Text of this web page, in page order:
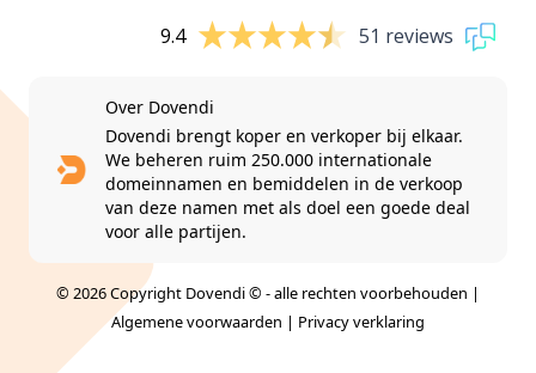
9.4 51 reviews
Over Dovendi
Dovendi brengt koper en verkoper bij elkaar.
We beheren ruim 250.000 internationale
domeinnamen en bemiddelen in de verkoop
van deze namen met als doel een goede deal
voor alle partijen.
© 2026 Copyright Dovendi © - alle rechten voorbehouden |
Algemene voorwaarden | Privacy verklaring